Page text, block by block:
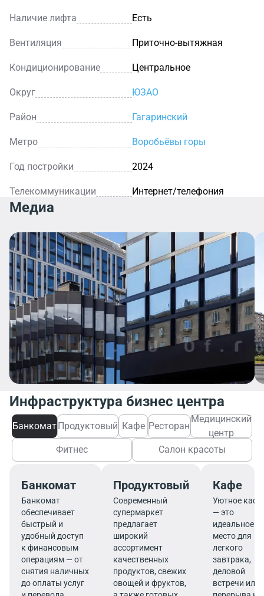
Наличие лифта Есть
Вентиляция Приточно-вытяжная
Кондиционирование Центральное
Округ ЮЗАО
Район Гагаринский
Метро Воробьёвы горы
Год постройки 2024
Телекоммуникации Интернет/телефония
Медиа
Инфраструктура бизнес центра
БанкоматПродуктовый Кафе Ресторан
Медицинский
центр
Фитнес
Салон красоты
Банкомат
Банкомат
обеспечивает
быстрый и
удобный доступ
к финансовым
операциям — от
снятия наличных
до оплаты услуг
Продуктовый
Современный
супермаркет
предлагает
широкий
ассортимент
качественных
продуктов, свежих
овощей и фруктов,
Кафе
Уютное кафе
— это
идеальное
место для
легкого
завтрака,
деловой
встречи или